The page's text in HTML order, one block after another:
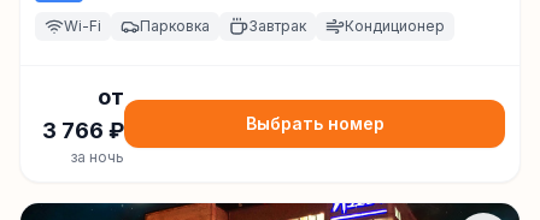
Wi-Fi Парковка Завтрак Кондиционер
от
3 766 ₽
за ночь
Выбрать номер